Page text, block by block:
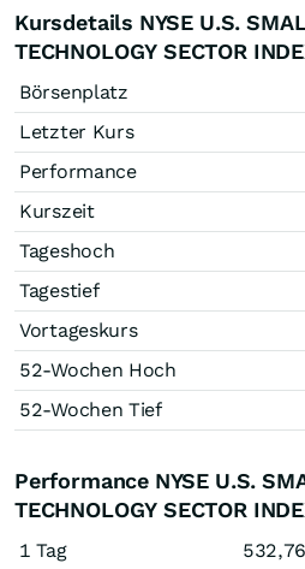
Kursdetails NYSE U.S.
TECHNOLOGY SECTOR
Börsenplatz
Letzter Kurs
Performance
Kurszeit
Tageshoch
Tagestief
Vortageskurs
52-Wochen Hoch
52-Wochen Tief
Performance NYSE U.S.
TECHNOLOGY SECTOR
1 Tag 532,76